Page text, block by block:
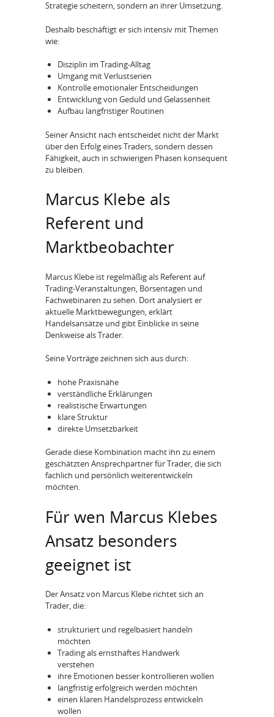
Strategie scheitern, sondern an ihrer Umsetzung.
Deshalb beschäftigt er sich intensiv mit Themen
wie:
Disziplin im Trading-Alltag
Umgang mit Verlustserien
Kontrolle emotionaler Entscheidungen
Entwicklung von Geduld und Gelassenheit
Aufbau langfristiger Routinen
Seiner Ansicht nach entscheidet nicht der Markt
über den Erfolg eines Traders, sondern dessen
Fähigkeit, auch in schwierigen Phasen konsequent
zu bleiben.
Marcus Klebe als
Referent und
Marktbeobachter
Marcus Klebe ist regelmäßig als Referent auf
Trading-Veranstaltungen, Börsentagen und
Fachwebinaren zu sehen. Dort analysiert er
aktuelle Marktbewegungen, erklärt
Handelsansätze und gibt Einblicke in seine
Denkweise als Trader.
Seine Vorträge zeichnen sich aus durch:
hohe Praxisnähe
verständliche Erklärungen
realistische Erwartungen
klare Struktur
direkte Umsetzbarkeit
Gerade diese Kombination macht ihn zu einem
geschätzten Ansprechpartner für Trader, die sich
fachlich und persönlich weiterentwickeln
möchten.
Für wen Marcus Klebes
Ansatz besonders
geeignet ist
Der Ansatz von Marcus Klebe richtet sich an
Trader, die:
strukturiert und regelbasiert handeln
möchten
Trading als ernsthaftes Handwerk
verstehen
ihre Emotionen besser kontrollieren wollen
langfristig erfolgreich werden möchten
einen klaren Handelsprozess entwickeln
wollen